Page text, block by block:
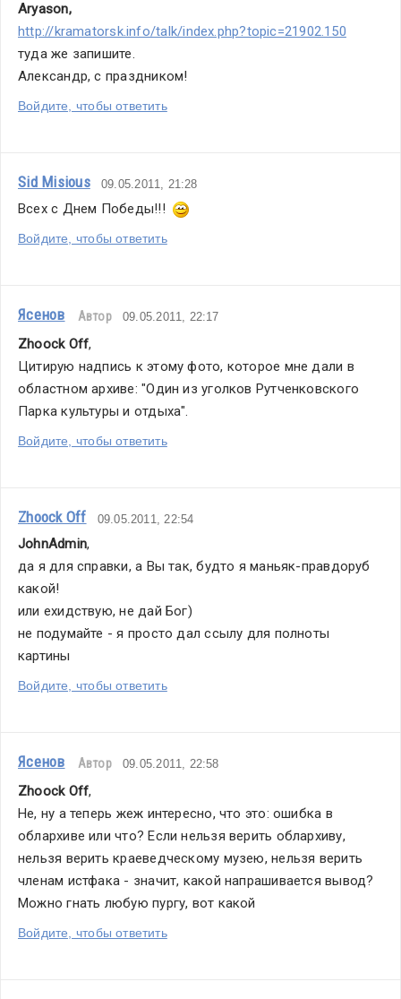
Aryason,
http://kramatorsk.info/talk/index.php?topic=21902.150
туда же запишите.
Александр, с праздником!
Войдите, чтобы ответить
Sid Misious 09.05.2011, 21:28
Всех с Днем Победы!!!
Войдите, чтобы ответить
Ясенов Автор 09.05.2011, 22:17
Zhoock Off,
Цитирую надпись к этому фото, которое мне дали в
областном архиве: "Один из уголков Рутченковского
Парка культуры и отдыха".
Войдите, чтобы ответить
Zhoock Off 09.05.2011, 22:54
JohnAdmin,
да я для справки, а Вы так, будто я маньяк-правдоруб
какой!
или ехидствую, не дай Бог)
не подумайте - я просто дал ссылу для полноты
картины
Войдите, чтобы ответить
Ясенов Автор 09.05.2011, 22:58
Zhoock Off,
Не, ну а теперь жеж интересно, что это: ошибка в
облархиве или что? Если нельзя верить облархиву,
нельзя верить краеведческому музею, нельзя верить
членам истфака - значит, какой напрашивается вывод?
Можно гнать любую пургу, вот какой
Войдите, чтобы ответить